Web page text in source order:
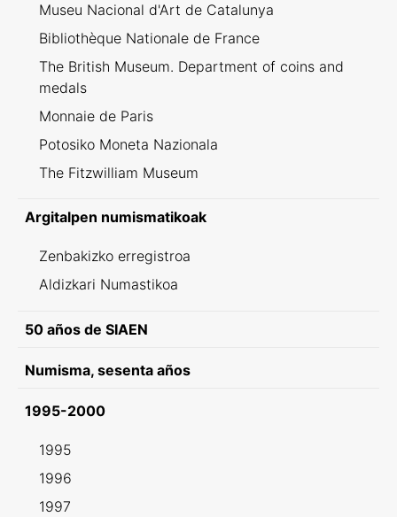
Museu Nacional d'Art de Catalunya
Bibliothèque Nationale de France
The British Museum. Department of coins and
medals
Monnaie de Paris
Potosiko Moneta Nazionala
The Fitzwilliam Museum
Argitalpen numismatikoak
Zenbakizko erregistroa
Aldizkari Numastikoa
50 años de SIAEN
Numisma, sesenta años
1995-2000
1995
1996
1997